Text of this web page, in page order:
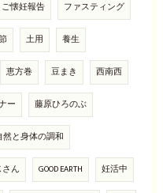
ご懐妊報告 ファスティング
土用 養生
恵方巻 豆まき 西南西
ー 藤原ひろのぶ
と身体の調和
さん GOOD EARTH 妊活中